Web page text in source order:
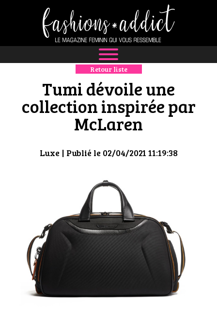
NEWS
MODE
LUXE
DÉFILÉS
CULTURE
HIGH TECH
MAISON
LIEUX TENDANCES
Retour liste
Tumi dévoile une
collection inspirée par
McLaren
Luxe| Publié le 02/04/2021 11:19:38